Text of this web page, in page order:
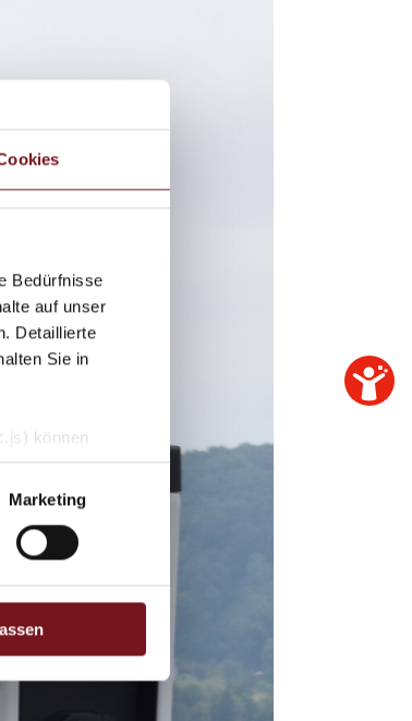
Bedürfnisse
auf unser
Detaillierte
Sie in
können
deaktivieren
Marketing